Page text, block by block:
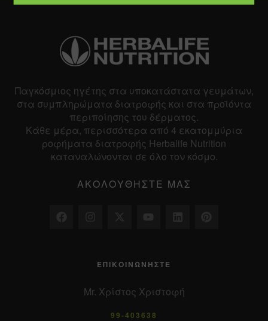
Παγκόσμιος ηγέτης στα υποκατάστατα γευμάτων,
στα συμπληρώματα διατροφής και στα προϊόντα
περιποίησης του δέρματος.
Κάθε μέρα, περισσότερα από 4 εκατομμύρια
ροφήματα διατροφής Herbalife Nutrition
καταναλώνονται σε όλο τον κόσμο.
ΑΚΟΛΟΥΘΉΣΤΕ ΜΑΣ
ΕΠΙΚΟΙΝΩΝΉΣΤΕ
Mr. Χρίστος Χριστοφή
99-403638